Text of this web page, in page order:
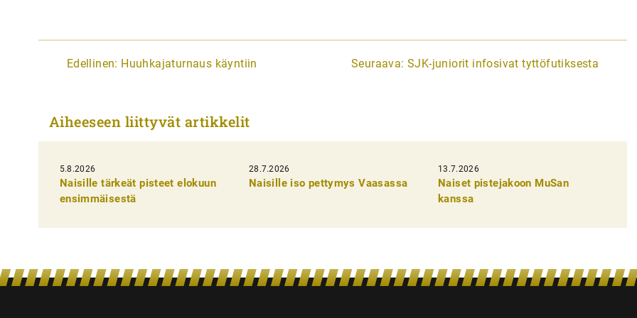
A
i
k
e
n
Edellinen: Huuhkajaturnaus käyntiin Seuraava: SJK-juniorit infosivat tyttöfutiksesta
Aiheeseen liittyvät artikkelit
5.8.2026
Naisille tärkeät pisteet elokuun
ensimmäisestä
28.7.2026
Naisille iso pettymys Vaasassa
13.7.2026
Naiset pistejakoon MuSan
kanssa